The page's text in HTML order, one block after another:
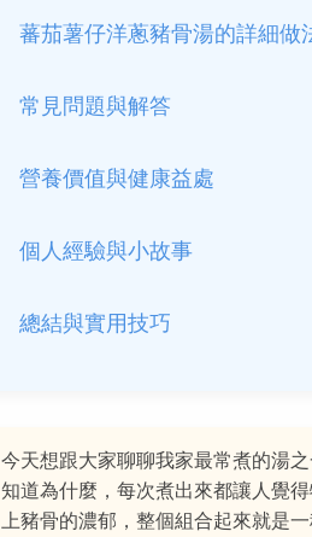
蕃茄薯仔洋蔥豬骨湯的詳細做
常見問題與解答
營養價值與健康益處
個人經驗與小故事
總結與實用技巧
今天想跟大家聊聊我家最常煮的湯
知道為什麼，每次煮出來都讓人覺
上豬骨的濃郁，整個組合起來就是